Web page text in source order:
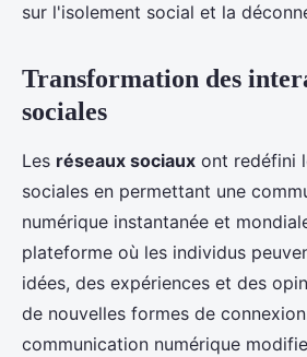
sur l'isolement social et la
Transformation des
sociales
Les réseaux sociaux ont redéfini
sociales en permettant une
numérique instantanée et
plateforme où les individus
idées, des expériences et des
de nouvelles formes de
communication numérique